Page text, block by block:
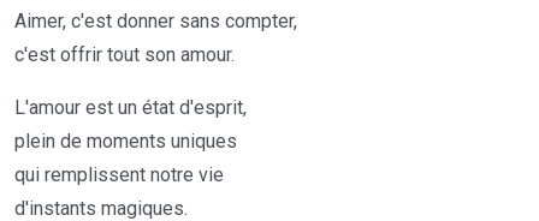
Aimer, c'est donner sans compter,
c'est offrir tout son amour.
L'amour est un état d'esprit,
plein de moments uniques
qui remplissent notre vie
d'instants magiques.